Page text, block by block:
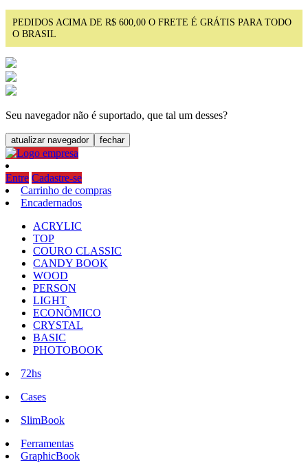
PEDIDOS ACIMA DE R$ 600,00 O FRETE É GRÁTIS PARA TODO
O BRASIL
Seu navegador não é suportado, que tal um desses?
atualizar navegador fechar
Entre Cadastre-se
Carrinho de compras
Encadernados
ACRYLIC
TOP
COURO CLASSIC
CANDY BOOK
WOOD
PERSON
LIGHT
ECONÔMICO
CRYSTAL
BASIC
PHOTOBOOK
72hs
Cases
SlimBook
Ferramentas
GraphicBook